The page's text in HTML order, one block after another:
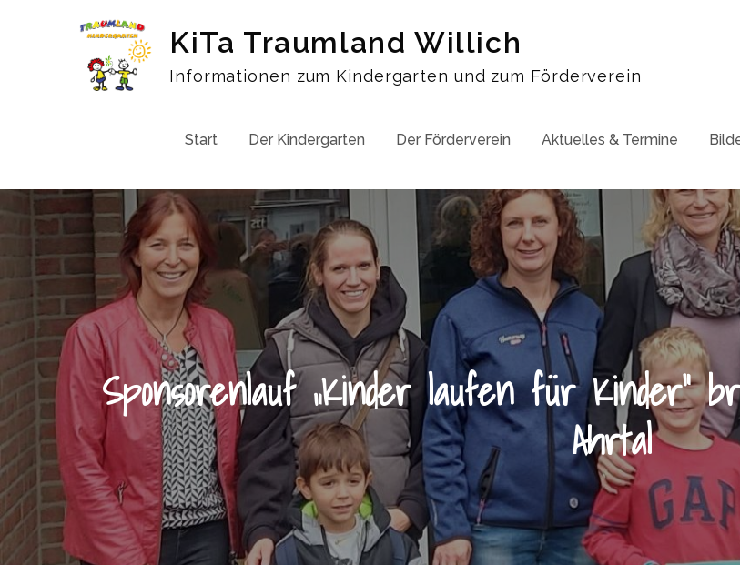
KiTa Traumland Willich
Informationen zum Kindergarten und zum Förderverein
Start Der Kindergarten Der Förderverein Aktuelles & Termine
Sponsorenlauf „Kinder laufen für Kinder“
Ahrtal